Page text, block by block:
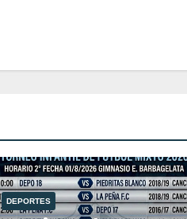
DEPORTES